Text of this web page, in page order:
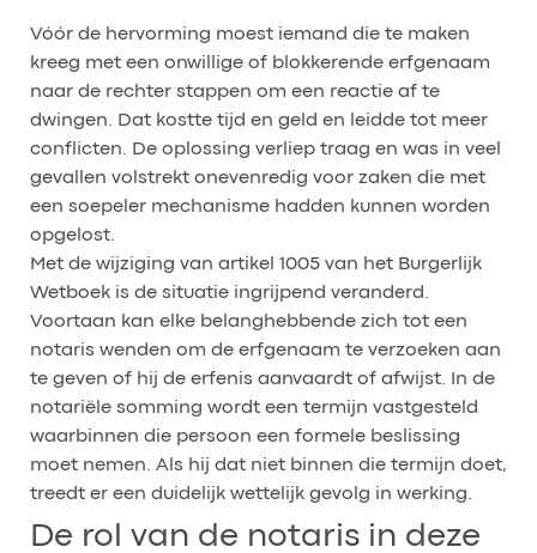
Vóór de hervorming moest iemand die te maken
kreeg met een onwillige of blokkerende erfgenaam
naar de rechter stappen om een reactie af te
dwingen. Dat kostte tijd en geld en leidde tot meer
conflicten. De oplossing verliep traag en was in veel
gevallen volstrekt onevenredig voor zaken die met
een soepeler mechanisme hadden kunnen worden
opgelost.
Met de wijziging van artikel 1005 van het Burgerlijk
Wetboek is de situatie ingrijpend veranderd.
Voortaan kan elke belanghebbende zich tot een
notaris wenden om de erfgenaam te verzoeken aan
te geven of hij de erfenis aanvaardt of afwijst. In de
notariële somming wordt een termijn vastgesteld
waarbinnen die persoon een formele beslissing
moet nemen. Als hij dat niet binnen die termijn doet,
treedt er een duidelijk wettelijk gevolg in werking.
De rol van de notaris in deze